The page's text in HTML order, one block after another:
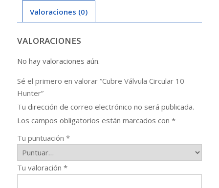
Valoraciones (0)
VALORACIONES
No hay valoraciones aún.
Sé el primero en valorar “Cubre Válvula Circular 10
Hunter”
Tu dirección de correo electrónico no será publicada.
Los campos obligatorios están marcados con *
Tu puntuación *
Tu valoración *